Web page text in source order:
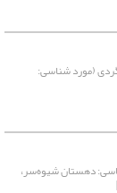
(مورد شناسی:
دهستان شیوه‌سر،